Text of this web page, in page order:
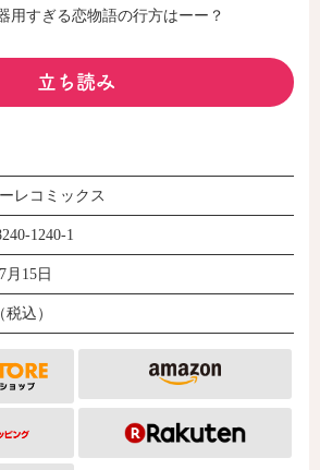
用すぎる恋物語の行方はーー？
立ち読み
レコミックス
1240-1
月15日
込）